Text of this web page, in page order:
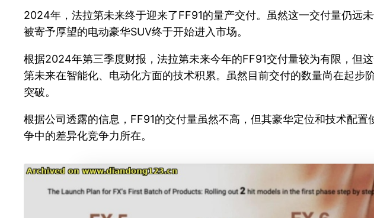
2024年，法拉第未来终于迎来了FF91的量产交付。虽然这一交付量仍
被寄予厚望的电动豪华SUV终于开始进入市场。
根据2024年第三季度财报，法拉第未来今年的FF91交付量较为有限，但
第未来在智能化、电动化方面的技术积累。虽然目前交付的数量尚在起
突破。
根据公司透露的信息，FF91的交付量虽然不高，但其豪华定位和技术配
争中的差异化竞争力所在。